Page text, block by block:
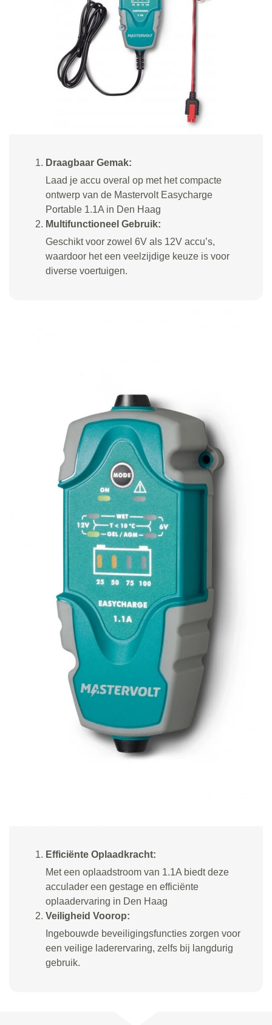
Draagbaar Gemak:
Laad je accu overal op met het compacte
ontwerp van de Mastervolt Easycharge
Portable 1.1A in Den Haag
Multifunctioneel Gebruik:
Geschikt voor zowel 6V als 12V accu’s,
waardoor het een veelzijdige keuze is voor
diverse voertuigen.
Efficiënte Oplaadkracht:
Met een oplaadstroom van 1.1A biedt deze
acculader een gestage en efficiënte
oplaadervaring in Den Haag
Veiligheid Voorop:
Ingebouwde beveiligingsfuncties zorgen voor
een veilige laderervaring, zelfs bij langdurig
gebruik.